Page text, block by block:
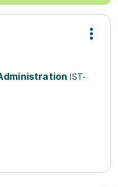
IST-